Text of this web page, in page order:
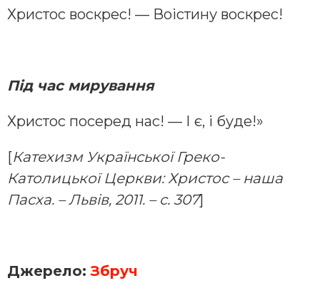
Христос воскрес! — Воістину воскрес!
Під час мирування
Христос посеред нас! — І є, і буде!»
[Катехизм Української Греко-
Католицької Церкви: Христос – наша
Пасха. – Львів, 2011. – с. 307]
Джерело:Збруч